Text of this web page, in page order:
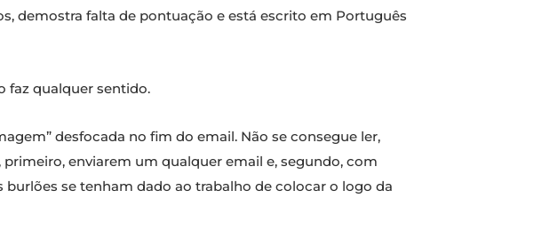
demostra falta de pontuação e está escrito em Português
faz qualquer sentido.
desfocada no fim do email. Não se consegue ler,
enviarem um qualquer email e, segundo, com
se tenham dado ao trabalho de colocar o logo da